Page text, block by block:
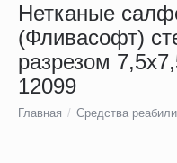
Нетканые
(Фливасофт)
разрезом
12099
Главная / Средства